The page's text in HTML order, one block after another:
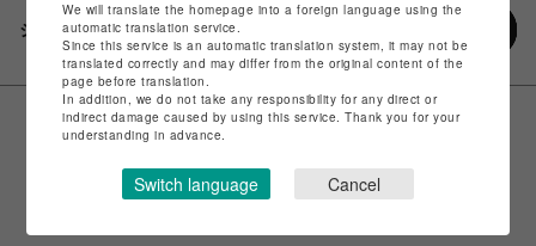
シェアする
We will translate the homepage into a foreign language using the
automatic translation service.
Since this service is an automatic translation system, it may not be
translated correctly and may differ from the original content of the
page before translation.
In addition, we do not take any responsibility for any direct or
indirect damage caused by using this service. Thank you for your
understanding in advance.
Switch language Cancel